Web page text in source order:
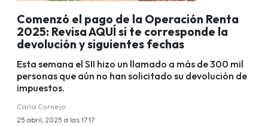
Comenzó el pago de la Operación Renta
2025: Revisa AQUÍ si te corresponde la
devolución y siguientes fechas
Esta semana el SII hizo un llamado a más de 300 mil
personas que aún no han solicitado su devolución de
impuestos.
Carla Cornejo
25 abril, 2025 a las 17:17